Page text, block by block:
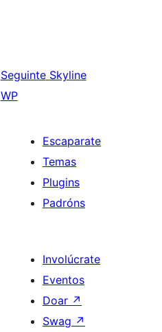
Seguinte Skyline
WP
Escaparate
Temas
Plugins
Padróns
Involúcrate
Eventos
Doar ↗
Swag ↗